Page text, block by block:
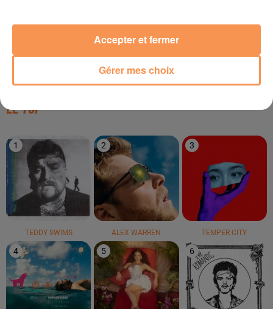
Boys Don't Cry
LE TOP
1
TEDDY SWIMS
2
ALEX WARREN
3
TEMPER CITY
4 5 6
Gérer mes choix
Accepter et fermer